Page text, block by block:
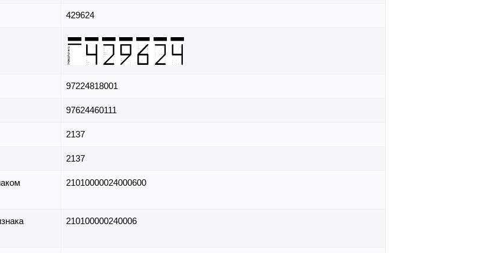
429624
97224818001
97624460111
2137
2137
21010000024000600
210100000240006